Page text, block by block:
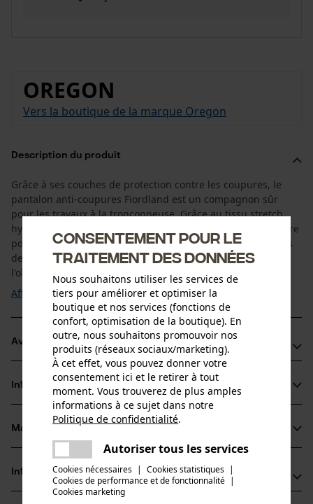
OREGON
Vers la boutique de la marque Oregon
Description du produit
Grâce à ses couches de protection contre les coupures, le
pantalon anti-coupures Fiordland est un compagnon sûr
pour les travaux à la tronçonneuse. Grâce au tissu stretch
hydrofuge, le pantalon de protection anti-coupures peut être
porté par tous les temps. Les bandes réfléchissantes au bas
des jambes assurent une bonne visibilité, même dans
l'obscurité. On peut ouvrir des ...
Afficher plus
Avantages du produit
Robuste et résistant aux rayures et aux produits chimiques
Matériau léger avec aération zippée extra longue sur les
deux jambes pour un confort de travail optimal
Liberté de mouvement totale grâce au tissu stretch
Informations sur le produit
Détails du produit
Type dactivité
Protéger, Éviter les accidents, Travailler
Matériau & entretien
Matériau
Informations fabricant
Consentement pour le
traitement des données
Nous souhaitons utiliser les services de
tiers pour améliorer et optimiser la
boutique et nos services (fonctions de
confort, optimisation de la boutique). En
outre, nous souhaitons promouvoir nos
produits (réseaux sociaux/marketing).
À cet effet, vous pouvez donner votre
consentement ici et le retirer à tout
moment. Vous trouverez de plus amples
informations à ce sujet dans notre
Politique de confidentialité.
Autoriser tous les services
Cookies nécessaires | Cookies statistiques |
Cookies de performance et de fonctionnalité |
Cookies marketing
Une erreur s'est produite. Veuillez
essayer encore.
partager
partager
mail